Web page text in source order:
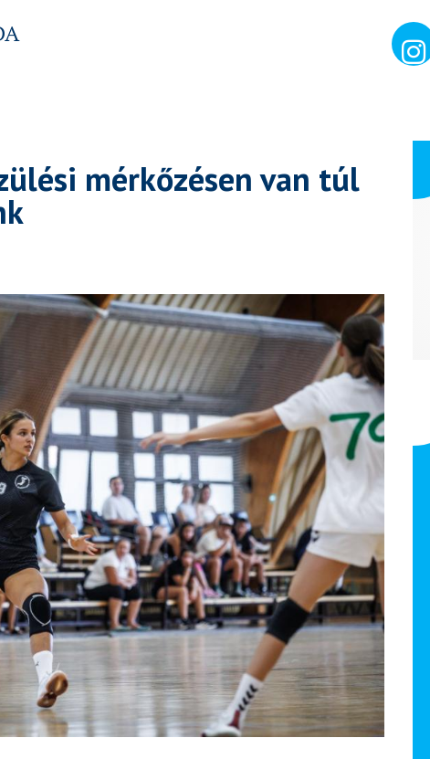
mérkőzésen van túl
Lengyák György -
atlétika mesteredző